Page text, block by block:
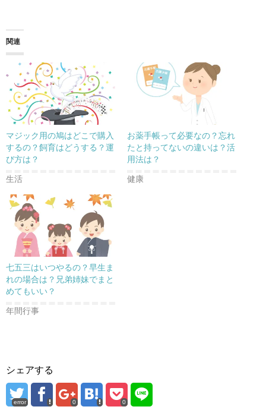
関連
マジック用の鳩はどこで購入
するの？飼育はどうする？運
び方は？
生活
お薬手帳って必要なの？忘れ
たと持ってないの違いは？活
用法は？
健康
七五三はいつやるの？早生ま
れの場合は？兄弟姉妹でまと
めてもいい？
年間行事
シェアする
error 0 0